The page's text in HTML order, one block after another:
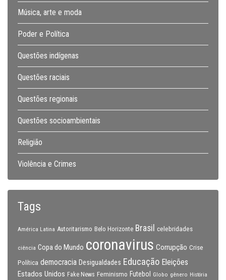
Música, arte e moda
Poder e Política
Questões indígenas
Questões raciais
Questões regionais
Questões socioambientais
Religião
Violência e Crimes
Tags
América Latina Autoritarismo Belo Horizonte Brasil celebridades
ciência Copa do Mundo coronavirus Corrupção Crise
Política democracia Desigualdades Educação Eleições
Estados Unidos Fake News Feminismo Futebol Globo gênero História